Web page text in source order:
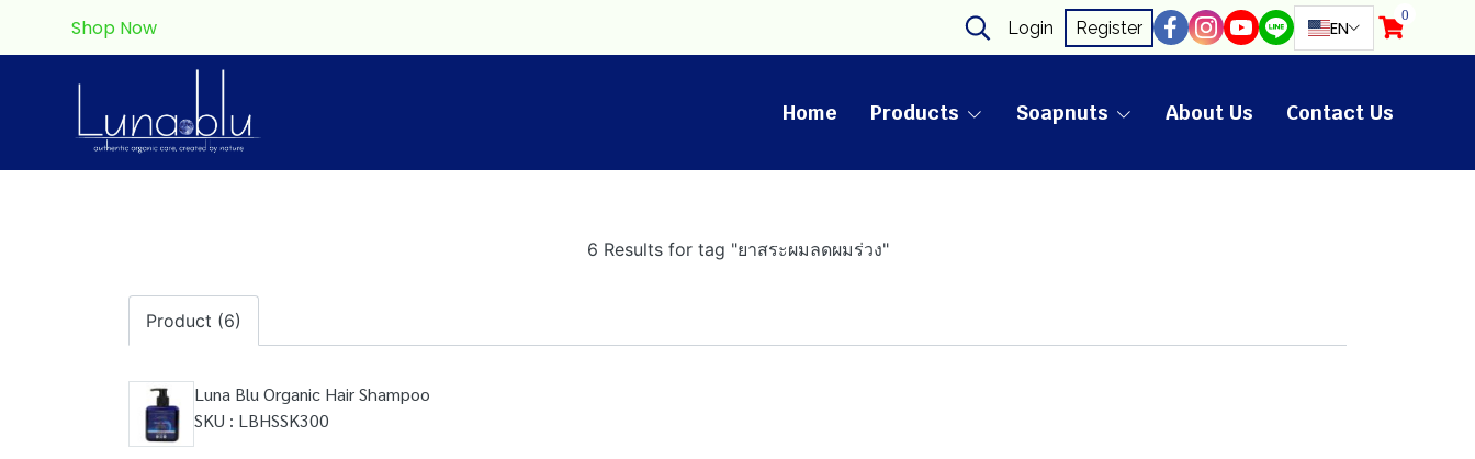
Shop Now Login Register EN
0
Home Products Soapnuts About Us Contact Us
6 Results for tag "ยาสระผมลดผมร่วง"
Product (6)
Luna Blu Organic Hair Shampoo
SKU : LBHSSK300